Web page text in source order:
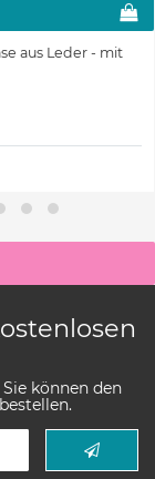
aus Leder - mit
können den